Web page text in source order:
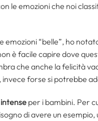
le emozioni che noi
emozioni “belle”, ho
è facile capire dove
che anche la felicità
forse si potrebbe
per i bambini. Per
di avere un